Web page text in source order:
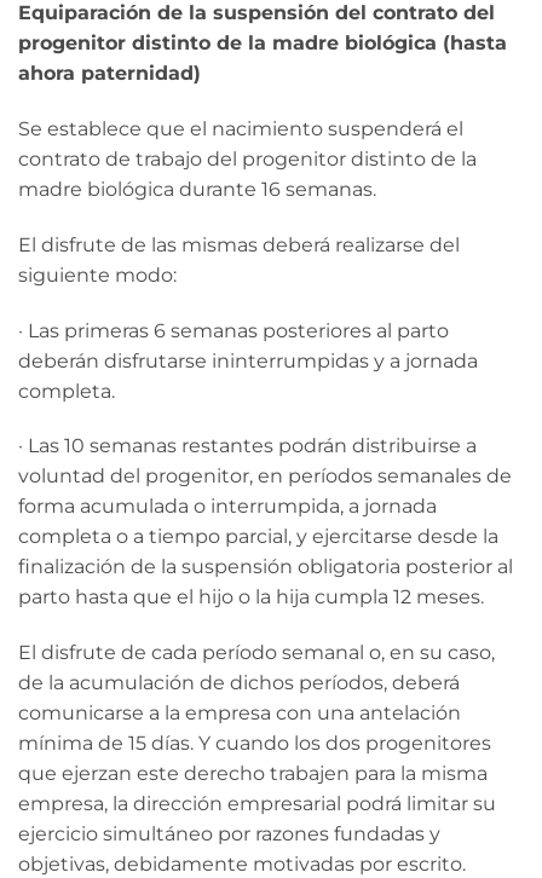
Equiparación de la suspensión del contrato del
progenitor distinto de la madre biológica (hasta
ahora paternidad)
Se establece que el nacimiento suspenderá el
contrato de trabajo del progenitor distinto de la
madre biológica durante 16 semanas.
El disfrute de las mismas deberá realizarse del
siguiente modo:
· Las primeras 6 semanas posteriores al parto
deberán disfrutarse ininterrumpidas y a jornada
completa.
· Las 10 semanas restantes podrán distribuirse a
voluntad del progenitor, en períodos semanales de
forma acumulada o interrumpida, a jornada
completa o a tiempo parcial, y ejercitarse desde la
finalización de la suspensión obligatoria posterior al
parto hasta que el hijo o la hija cumpla 12 meses.
El disfrute de cada período semanal o, en su caso,
de la acumulación de dichos períodos, deberá
comunicarse a la empresa con una antelación
mínima de 15 días. Y cuando los dos progenitores
que ejerzan este derecho trabajen para la misma
empresa, la dirección empresarial podrá limitar su
ejercicio simultáneo por razones fundadas y
objetivas, debidamente motivadas por escrito.